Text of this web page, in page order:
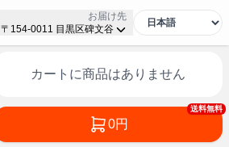
お届け先
〒154-0011 目黒区碑文谷
カートに商品はありません
送料無料
0円